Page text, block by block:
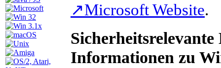
↗Microsoft Website.
Informationen zu